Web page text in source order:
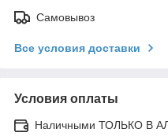
Самовывоз
Все условия доставки
Условия оплаты
Наличными ТОЛЬКО В